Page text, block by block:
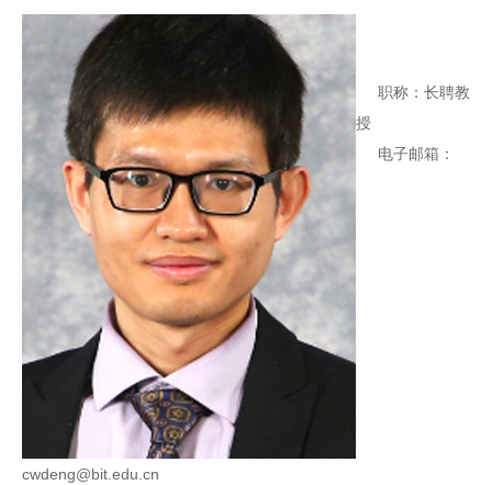
职称：长聘教
授
电子邮箱：
cwdeng@bit.edu.cn